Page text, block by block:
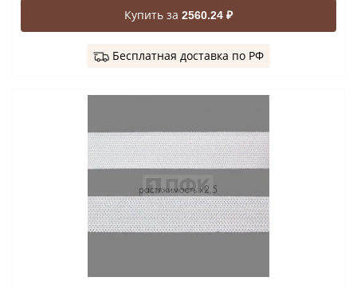
Купить за 2560.24 ₽
Бесплатная доставка по РФ